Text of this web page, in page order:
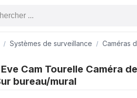
produit
Systèmes de surveillance Caméras
Cam Tourelle Caméra
bureau/mural